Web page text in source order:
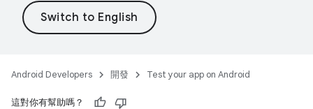
Android Developers 開發 Test your app on Android
這對你有幫助嗎？